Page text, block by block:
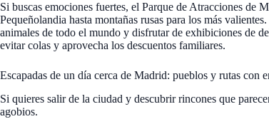
Si buscas emociones fuertes, el Parque de Atracciones de
Pequeñolandia hasta montañas rusas para los más
animales de todo el mundo y disfrutar de exhibiciones de
evitar colas y aprovecha los descuentos familiares.
Escapadas de un día cerca de Madrid: pueblos y rutas con
Si quieres salir de la ciudad y descubrir rincones que
agobios.